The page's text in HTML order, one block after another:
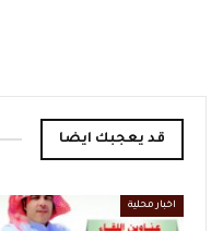
قد يعجبك ايضا
اخبار محلية